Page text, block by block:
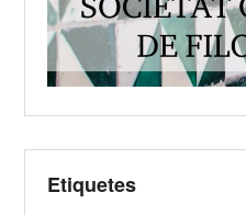
Etiquetes